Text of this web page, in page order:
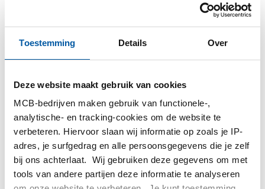
Toestemming Details Over
Deze website maakt gebruik van cookies
MCB-bedrijven maken gebruik van functionele-,
analytische- en tracking-cookies om de website te
verbeteren. Hiervoor slaan wij informatie op zoals je IP-
adres, je surfgedrag en alle persoonsgegevens die je zelf
bij ons achterlaat. Wij gebruiken deze gegevens om met
tools van andere partijen deze informatie te analyseren
MCB Direct wil voor haar relaties een pro actieve en unieke
te opereren.
Visie:
Bij MCB Direct geloven we in ketenintegratie waardoor
herpositionering van alle schakels binnen de keten
noodzakelijk is. Daarom ondersteunen we onze relaties met
focus te behouden op hun core business. Onze
medewerkers maken MCB Direct een flexibele, innovatieve
en verantwoorde partner die gelooft in waardeontwikkeling
voor alle stakeholders.